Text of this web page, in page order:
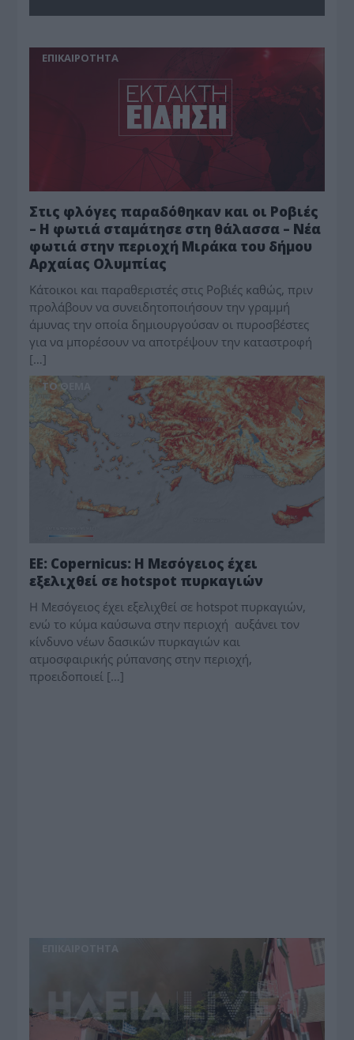
ΕΠΙΚΑΙΡΟΤΗΤΑ
Στις φλόγες παραδόθηκαν και οι Ροβιές
– Η φωτιά σταμάτησε στη θάλασσα – Νέα
φωτιά στην περιοχή Μιράκα του δήμου
Αρχαίας Ολυμπίας
Κάτοικοι και παραθεριστές στις Ροβιές καθώς, πριν
προλάβουν να συνειδητοποιήσουν την γραμμή
άμυνας την οποία δημιουργούσαν οι πυροσβέστες
για να μπορέσουν να αποτρέψουν την καταστροφή
[…]
ΤΟ ΘΕΜΑ
ΕΕ: Copernicus: Η Μεσόγειος έχει
εξελιχθεί σε hotspot πυρκαγιών
Η Μεσόγειος έχει εξελιχθεί σε hotspot πυρκαγιών,
ενώ το κύμα καύσωνα στην περιοχή αυξάνει τον
κίνδυνο νέων δασικών πυρκαγιών και
ατμοσφαιρικής ρύπανσης στην περιοχή,
προειδοποιεί […]
ΕΠΙΚΑΙΡΟΤΗΤΑ